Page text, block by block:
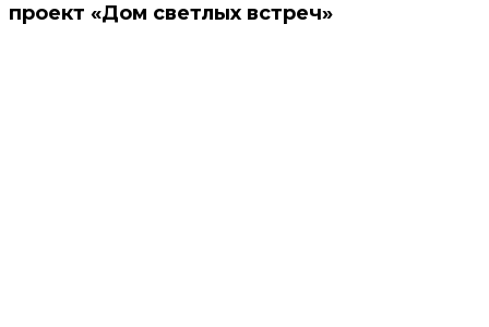
проект «Дом светлых встреч»